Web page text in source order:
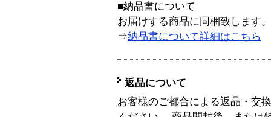
■納品書について
お届けする商品に同梱致します。
⇒納品書について詳細はこちら
返品について
お客様のご都合による返品・交